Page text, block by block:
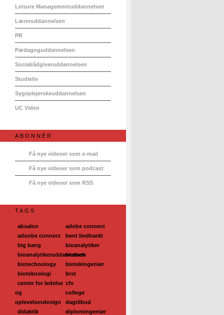
Leisure Managementuddannelsen
Læreruddannelsen
PR
Pædagoguddannelsen
Socialrådgiveruddannelsen
Studieliv
Sygeplejerskeuddannelsen
UC Viden
ABONNÉR
Få nye videoer som e-mail
Få nye videoer som podcast
Få nye videoer som RSS
TAGS
absalon
adobe connect
adoobe connect
bent lindhardt
big bang
bioanalytiker
bioanalytikeruddannelsen
biotech
biotechnology
biotekingeniør
bioteknologi
brst
center for ledelse
og
oplevelsesdesign
cfv
college
dagtilbud
didaktik
diplomingeniør